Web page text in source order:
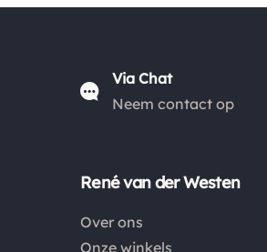
Kies je voor afhalen bij een
dagen. De retourkosten bedragen €
eigen rekening. Kies bij het
"alleen huisadres", pakketten die bij
Via Chat
Neem contact op
René van der Westen
Over ons
Onze winkels